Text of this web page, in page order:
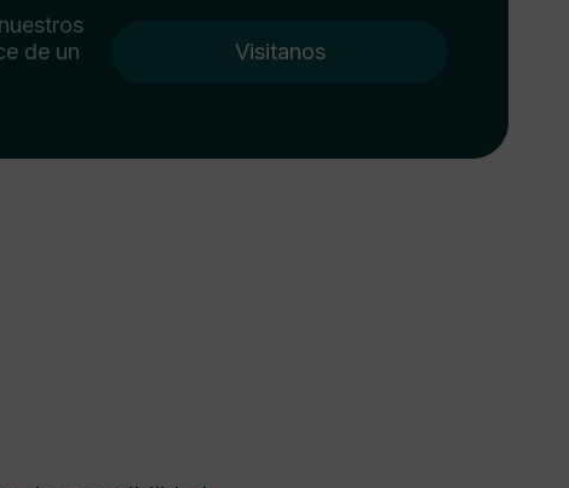
de un
Visitanos